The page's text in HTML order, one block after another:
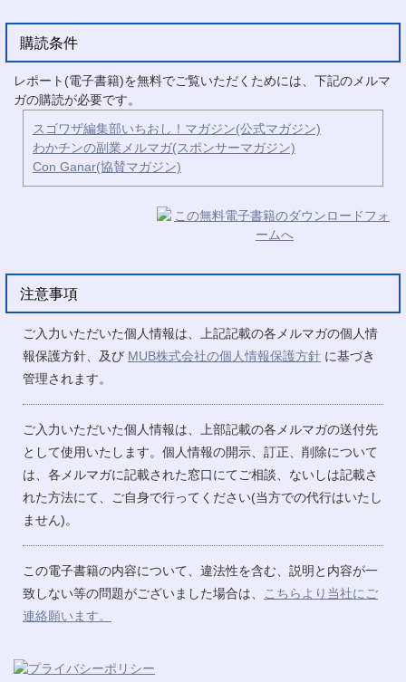
購読条件
レポート(電子書籍)を無料でご覧いただくためには、下記のメルマ
ガの購読が必要です。
スゴワザ編集部いちおし！マガジン(公式マガジン)
わかチンの副業メルマガ(スポンサーマガジン)
Con Ganar(協賛マガジン)
注意事項
ご入力いただいた個人情報は、上記記載の各メルマガの個人情
報保護方針、及び MUB株式会社の個人情報保護方針 に基づき
管理されます。
ご入力いただいた個人情報は、上部記載の各メルマガの送付先
として使用いたします。個人情報の開示、訂正、削除について
は、各メルマガに記載された窓口にてご相談、ないしは記載さ
れた方法にて、ご自身で行ってください(当方での代行はいたし
ません)。
この電子書籍の内容について、違法性を含む、説明と内容が一
致しない等の問題がございました場合は、
こちらより当社にご
連絡願います。